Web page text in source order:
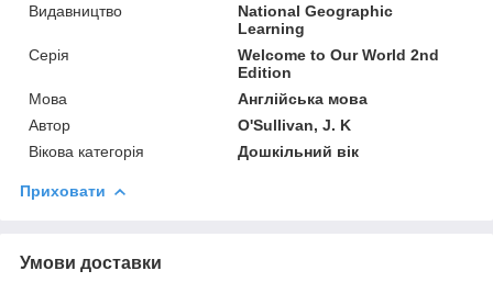
Видавництво
National Geographic
Learning
Серія
Welcome to Our World 2nd
Edition
Мова
Англійська мова
Автор
O'Sullivan, J. K
Вікова категорія
Дошкільний вік
Приховати
Умови доставки